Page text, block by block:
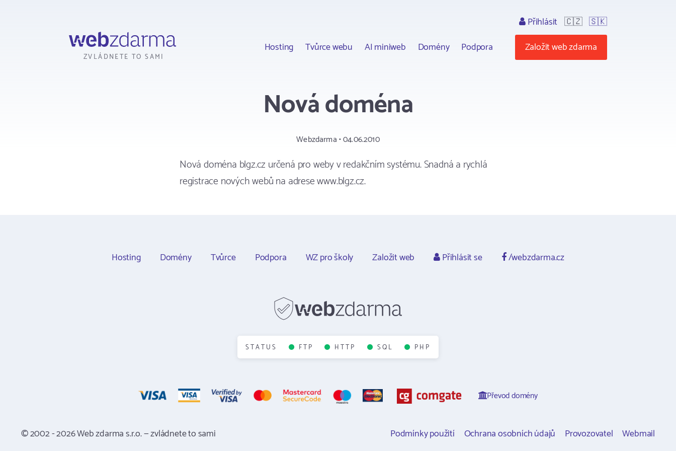
ZVLÁDNETE TO SAMI
Hosting Tvůrce webu AI miniweb Domény Podpora
Přihlásit 🇨🇿 🇸🇰
Založit web zdarma
Nová doména
Webzdarma • 04.06.2010
Nová doména blgz.cz určená pro weby v redakčním systému. Snadná a rychlá
registrace nových webů na adrese www.blgz.cz.
Hosting Domény Tvůrce Podpora WZ pro školy Založit web Přihlásit se /webzdarma.cz
STATUS FTP HTTP SQL PHP
Převod domény
© 2002 - 2026 Web zdarma s.r.o. — zvládnete to sami Podmínky použití Ochrana osobních údajů Provozovatel Webmail